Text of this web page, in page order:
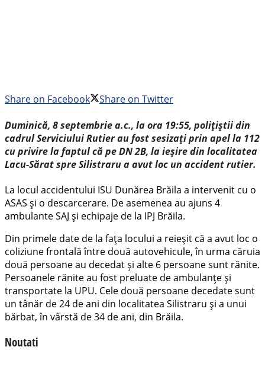
Share on Facebook
Share on Twitter
Duminică, 8 septembrie a.c., la ora 19:55, polițiștii din
cadrul Serviciului Rutier au fost sesizați prin apel la 112
cu privire la faptul că pe DN 2B, la ieșire din localitatea
Lacu-Sărat spre Silistraru a avut loc un accident rutier.
La locul accidentului ISU Dunărea Brăila a intervenit cu o
ASAS și o descarcerare. De asemenea au ajuns 4
ambulante SAJ și echipaje de la IPJ Brăila.
Din primele date de la fața locului a reieșit că a avut loc o
coliziune frontală între două autovehicule, în urma căruia
două persoane au decedat și alte 6 persoane sunt rănite.
Persoanele rănite au fost preluate de ambulanțe și
transportate la UPU. Cele două persoane decedate sunt
un tânăr de 24 de ani din localitatea Silistraru și a unui
bărbat, în vârstă de 34 de ani, din Brăila.
Noutati